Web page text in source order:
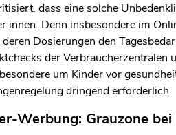
dass eine solche
Denn insbesondere im
deren Dosierungen den
der
um Kinder vor
dringend erforderlich.
Werbung: Grauzone